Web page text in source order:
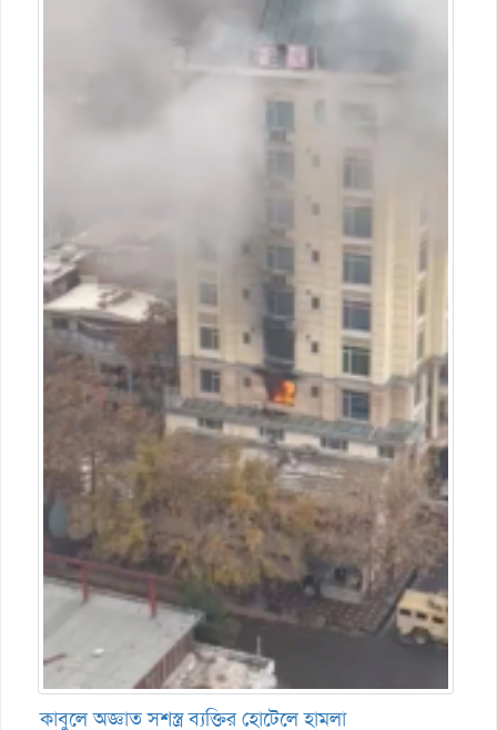
কাবুলে অজ্ঞাত সশস্ত্র ব্যক্তির হোটেলে হামলা